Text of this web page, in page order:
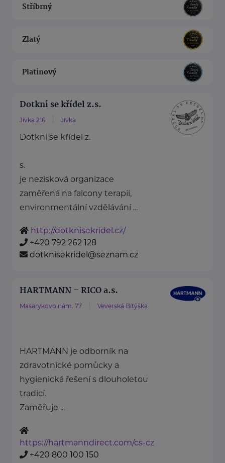
Stříbrný
Zlatý
Platinový
Dotkni se křídel z.s.
Jívka 216 Jívka
Dotkni se křídel z.
s.
je nezisková organizace
zaměřená na falcony terapii,
environmentální vzdělávání ...
http://dotknisekridel.cz/
+420 792 262 128
dotknisekridel@seznam.cz
HARTMANN – RICO a.s.
Masarykovo nám. 77 Veverská Bítýška
HARTMANN je odborník na
zdravotnické pomůcky a
hygienická řešení s dlouholetou
tradicí.
Zaměřuje ...
https://hartmanndirect.com/cs-cz
+420 800 100 150